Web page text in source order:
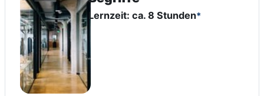
Lernzeit: ca. 8 Stunden*